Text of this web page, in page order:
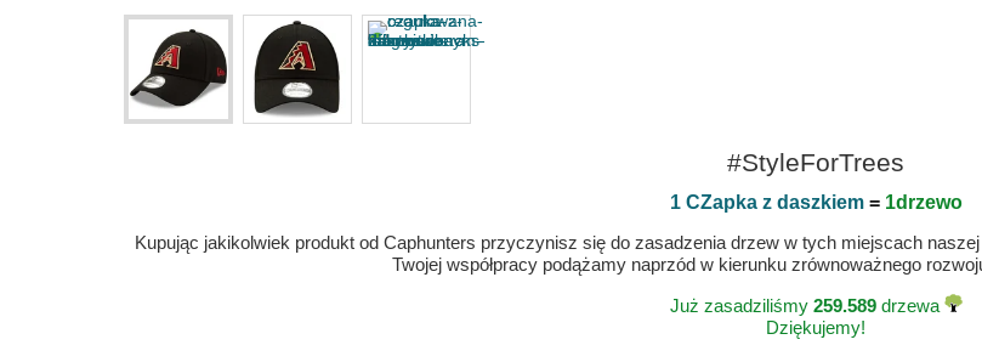
#StyleForTrees
1 CZapka z daszkiem= 1drzewo
Kupując jakikolwiek produkt od Caphunters przyczynisz się do zasadzenia drzew w tych miejscach
Twojej współpracy podążamy naprzód w kierunku zrównoważnego
Już zasadziliśmy 259.589drzewa
Dziękujemy!